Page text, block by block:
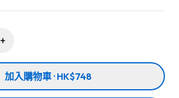
+
加入購物車 · HK$748